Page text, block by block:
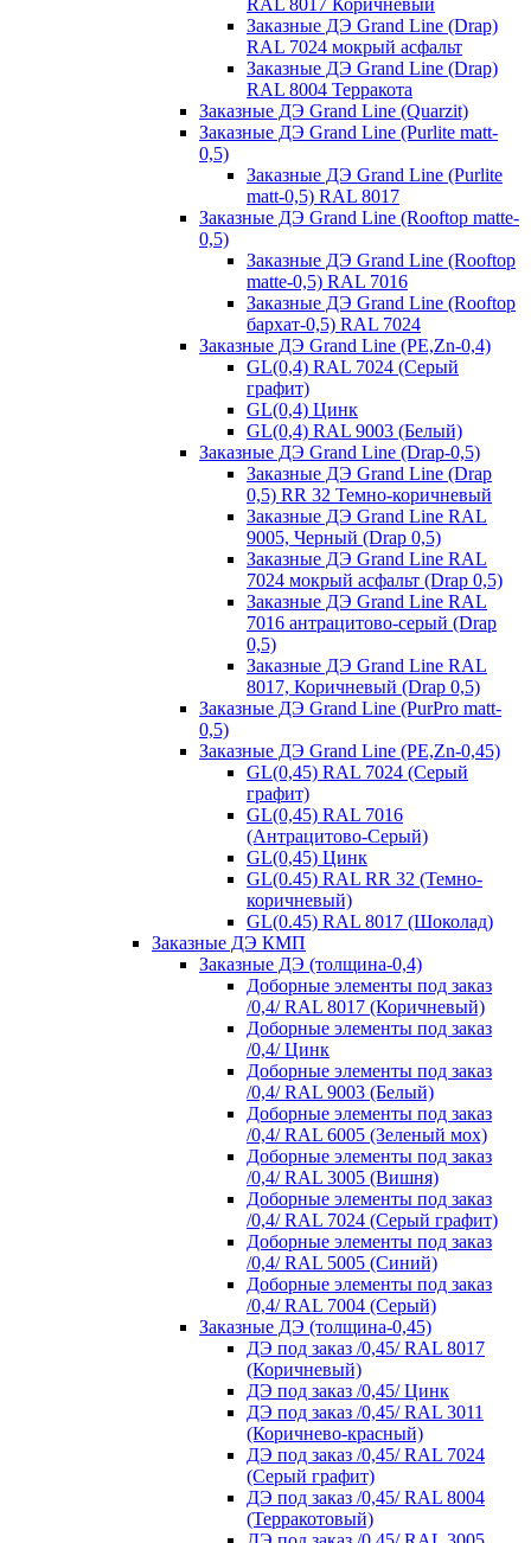
Заказные ДЭ Grand Line (Drap)
RAL 7024 мокрый асфальт
Заказные ДЭ Grand Line (Drap)
RAL 8004 Терракота
Заказные ДЭ Grand Line (Quarzit)
Заказные ДЭ Grand Line (Purlite matt-
0,5)
Заказные ДЭ Grand Line (Purlite
matt-0,5) RAL 8017
Заказные ДЭ Grand Line (Rooftop matte-
0,5)
Заказные ДЭ Grand Line (Rooftop
matte-0,5) RAL 7016
Заказные ДЭ Grand Line (Rooftop
бархат-0,5) RAL 7024
Заказные ДЭ Grand Line (PE,Zn-0,4)
GL(0,4) RAL 7024 (Серый
графит)
GL(0,4) Цинк
GL(0,4) RAL 9003 (Белый)
Заказные ДЭ Grand Line (Drap-0,5)
Заказные ДЭ Grand Line (Drap
0,5) RR 32 Темно-коричневый
Заказные ДЭ Grand Line RAL
9005, Черный (Drap 0,5)
Заказные ДЭ Grand Line RAL
7024 мокрый асфальт (Drap 0,5)
Заказные ДЭ Grand Line RAL
7016 антрацитово-серый (Drap
0,5)
Заказные ДЭ Grand Line RAL
8017, Коричневый (Drap 0,5)
Заказные ДЭ Grand Line (PurPro matt-
0,5)
Заказные ДЭ Grand Line (PE,Zn-0,45)
GL(0,45) RAL 7024 (Серый
графит)
GL(0,45) RAL 7016
(Антрацитово-Серый)
GL(0,45) Цинк
GL(0.45) RAL RR 32 (Темно-
коричневый)
GL(0.45) RAL 8017 (Шоколад)
Заказные ДЭ КМП
Заказные ДЭ (толщина-0,4)
Доборные элементы под заказ
/0,4/ RAL 8017 (Коричневый)
Доборные элементы под заказ
/0,4/ Цинк
Доборные элементы под заказ
/0,4/ RAL 9003 (Белый)
Доборные элементы под заказ
/0,4/ RAL 6005 (Зеленый мох)
Доборные элементы под заказ
/0,4/ RAL 3005 (Вишня)
Доборные элементы под заказ
/0,4/ RAL 7024 (Серый графит)
Доборные элементы под заказ
/0,4/ RAL 5005 (Синий)
Доборные элементы под заказ
/0,4/ RAL 7004 (Серый)
Заказные ДЭ (толщина-0,45)
ДЭ под заказ /0,45/ RAL 8017
(Коричневый)
ДЭ под заказ /0,45/ Цинк
ДЭ под заказ /0,45/ RAL 3011
(Коричнево-красный)
ДЭ под заказ /0,45/ RAL 7024
(Серый графит)
ДЭ под заказ /0,45/ RAL 8004
(Терракотовый)